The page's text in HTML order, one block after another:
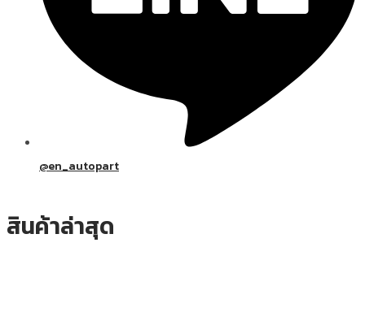
@en_autopart
สินค้าล่าสุด